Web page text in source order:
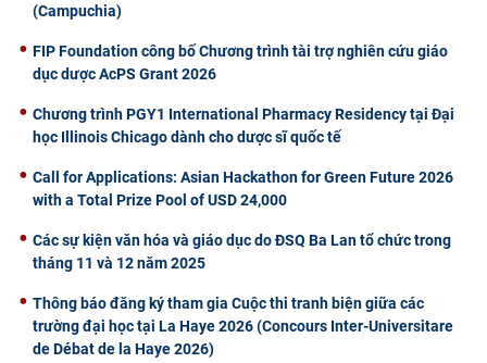
(Campuchia)
FIP Foundation công bố Chương trình tài trợ nghiên cứu giáo
dục dược AcPS Grant 2026
Chương trình PGY1 International Pharmacy Residency tại Đại
học Illinois Chicago dành cho dược sĩ quốc tế
Call for Applications: Asian Hackathon for Green Future 2026
with a Total Prize Pool of USD 24,000
Các sự kiện văn hóa và giáo dục do ĐSQ Ba Lan tổ chức trong
tháng 11 và 12 năm 2025
Thông báo đăng ký tham gia Cuộc thi tranh biện giữa các
trường đại học tại La Haye 2026 (Concours Inter-Universitare
de Débat de la Haye 2026)